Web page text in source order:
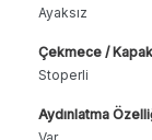
Ayaksız
Çekmece /
Stoperli
Aydınlatma